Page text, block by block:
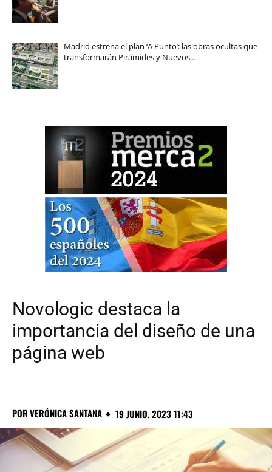
Madrid estrena el plan ‘A Punto’: las obras ocultas que
transformarán Pirámides y Nuevos…
Novologic destaca la
importancia del diseño de una
página web
PORVERÓNICA SANTANA 19 JUNIO, 2023 11:43